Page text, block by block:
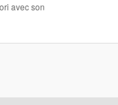
avec son